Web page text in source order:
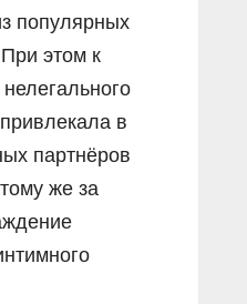
популярных
этом к
в
партнёров
же за